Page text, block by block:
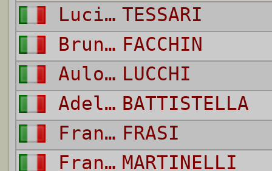
Luciano TESSARI
Bruno FACCHIN
Aulo Gelio LUCCHI
Adelmo BATTISTELLA
Franco FRASI
Franco MARTINELLI